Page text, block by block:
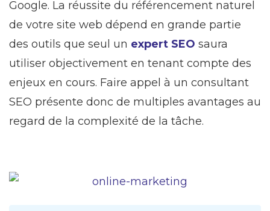
Google. La réussite du référencement naturel
de votre site web dépend en grande partie
des outils que seul un expert SEO saura
utiliser objectivement en tenant compte des
enjeux en cours. Faire appel à un consultant
SEO présente donc de multiples avantages au
regard de la complexité de la tâche.